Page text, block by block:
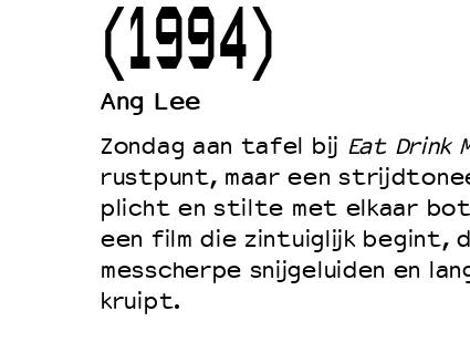
Duurzaamheid
Culturele boycot Israël
Ruimte voor artistieke vrijheid –
(1994)
Ang Lee
Zondag aan tafel bij Eat Drink
rustpunt, maar een
plicht en stilte met elkaar
een film die zintuiglijk begint,
messcherpe snijgeluiden en
kruipt.